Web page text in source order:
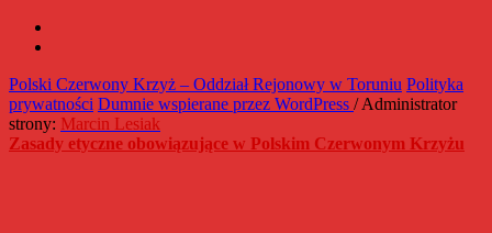
Polski Czerwony Krzyż – Oddział Rejonowy w Toruniu Polityka
prywatności Dumnie wspierane przez WordPress / Administrator
strony: Marcin Lesiak
Zasady etyczne obowiązujące w Polskim Czerwonym Krzyżu